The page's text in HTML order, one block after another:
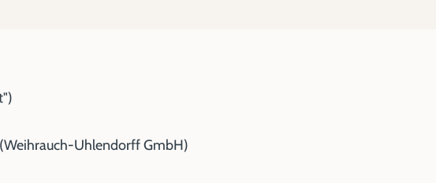
Uhlendorff GmbH)